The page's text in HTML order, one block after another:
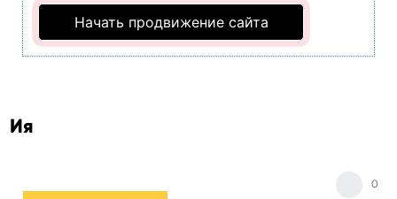
Начать продвижение сайта
Ия
0